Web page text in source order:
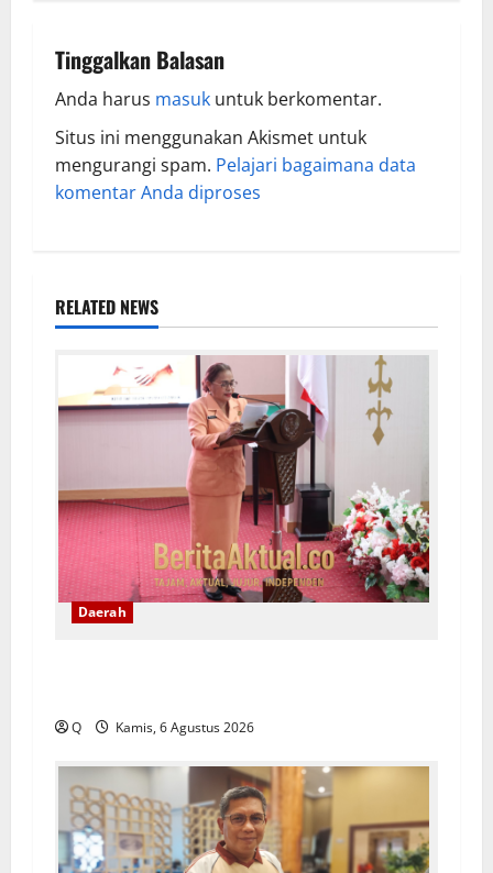
Tinggalkan Balasan
Anda harus masuk untuk berkomentar.
Situs ini menggunakan Akismet untuk
mengurangi spam. Pelajari bagaimana data
komentar Anda diproses
RELATED NEWS
Daerah
Q Kamis, 6 Agustus 2026